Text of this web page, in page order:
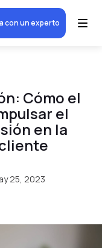
con un experto
Cómo el
el
en la
25, 2023